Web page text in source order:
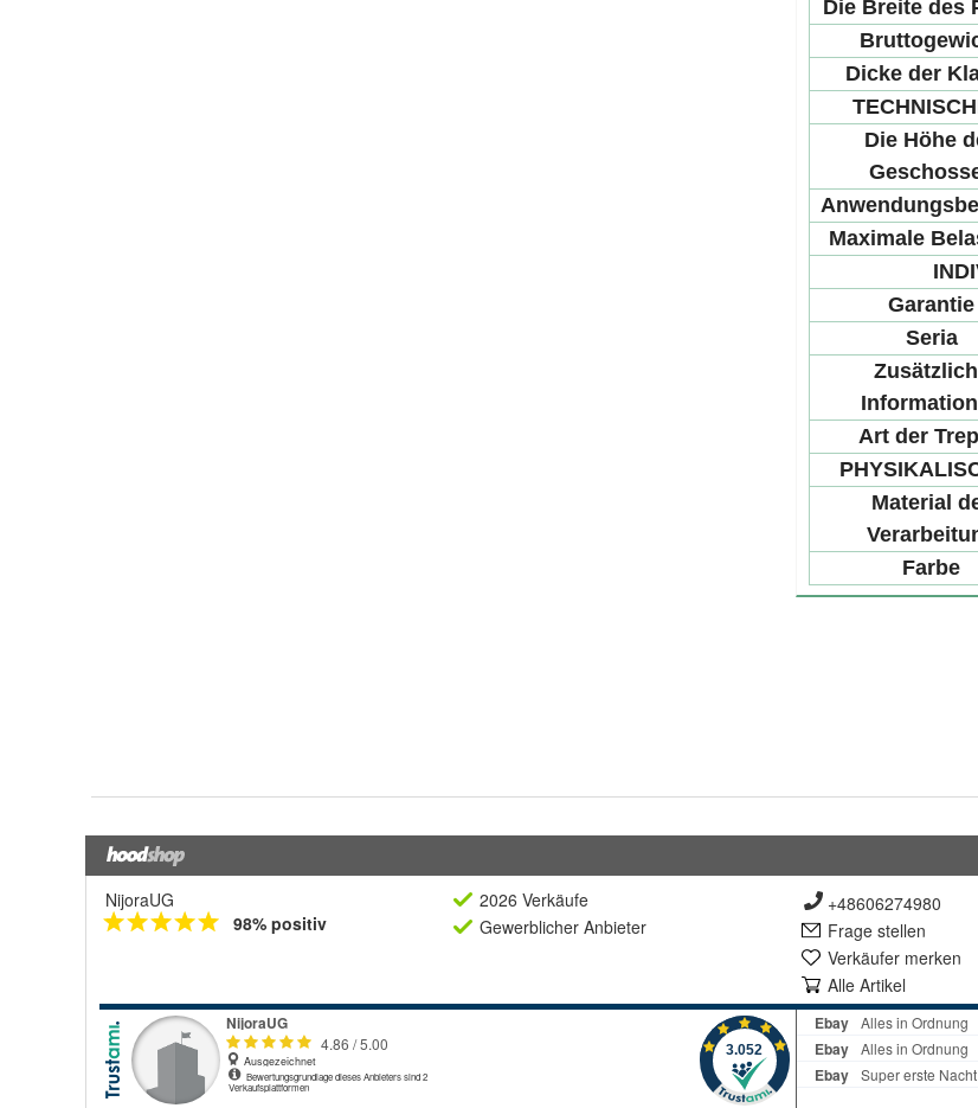
NijoraUG
98% positiv
2026 Verkäufe
Gewerblicher Anbieter
+48606274980
Frage stellen
Verkäufer merken
Alle Artikel